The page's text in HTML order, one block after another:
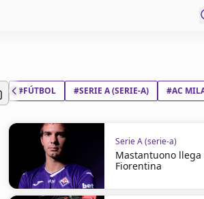
#FÚTBOL #SERIE A (SERIE-A) #AC
Serie A (serie-a)
Mastantuono llega
Fiorentina